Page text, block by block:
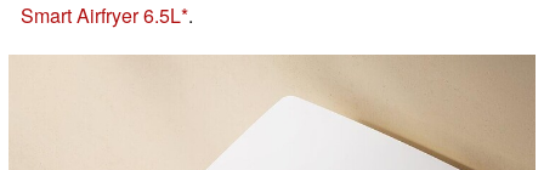
Smart Airfryer 6.5L .